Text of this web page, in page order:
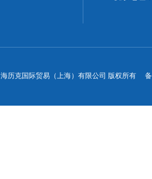
海历克国际贸易（上海）有限公司 版权所有